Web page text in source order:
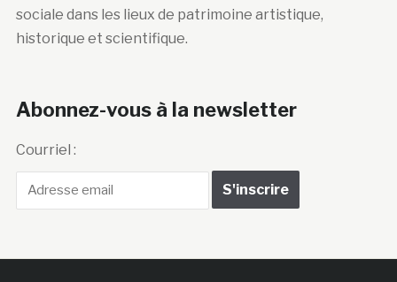
sociale dans les lieux de patrimoine artistique,
historique et scientifique.
Abonnez-vous à la newsletter
Courriel :